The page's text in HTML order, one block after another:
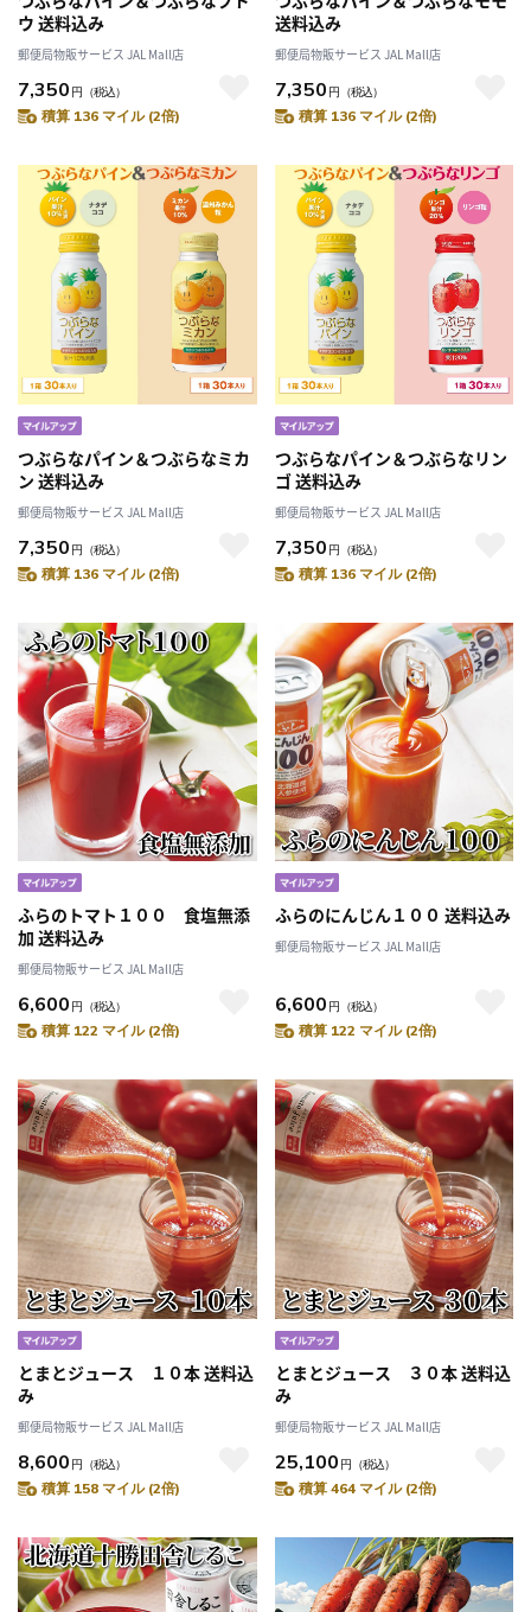
ウ 送料込み
郵便局物販サービス JAL Mall店
7,350 円 （税込）
積算 136 マイル (2倍)
送料込み
郵便局物販サービス JAL Mall店
7,350 円 （税込）
積算 136 マイル (2倍)
つぶらなパイン＆つぶらなミカ
ン 送料込み
郵便局物販サービス JAL Mall店
7,350 円 （税込）
積算 136 マイル (2倍)
つぶらなパイン＆つぶらなリン
ゴ 送料込み
郵便局物販サービス JAL Mall店
7,350 円 （税込）
積算 136 マイル (2倍)
ふらのトマト１００ 食塩無添
加 送料込み
郵便局物販サービス JAL Mall店
6,600 円 （税込）
積算 122 マイル (2倍)
ふらのにんじん１００ 送料込み
郵便局物販サービス JAL Mall店
6,600 円 （税込）
積算 122 マイル (2倍)
とまとジュース １０本 送料込
み
郵便局物販サービス JAL Mall店
8,600 円 （税込）
積算 158 マイル (2倍)
とまとジュース ３０本 送料込
み
郵便局物販サービス JAL Mall店
25,100 円 （税込）
積算 464 マイル (2倍)